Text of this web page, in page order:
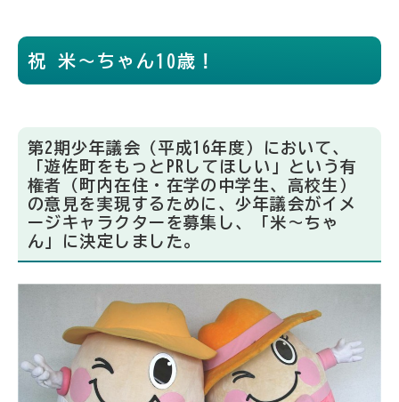
祝 米～ちゃん10歳！
第2期少年議会（平成16年度）において、
「遊佐町をもっとPRしてほしい」という有
権者（町内在住・在学の中学生、高校生）
の意見を実現するために、少年議会がイメ
ージキャラクターを募集し、「米～ちゃ
ん」に決定しました。